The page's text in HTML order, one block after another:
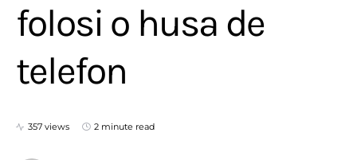
folosi o husa de
telefon
357 views 2 minute read